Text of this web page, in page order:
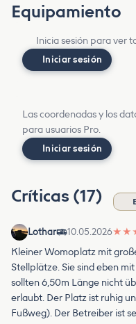
Equipamiento
Inicia sesión para ver
Iniciar sesión
Las coordenadas y los
para usuarios Pro.
Iniciar sesión
Críticas (17)
Lothar 10.05.2026★ ★
Kleiner Womoplatz mit
Stellplätze. Sie sind eben
sollten 6,50m Länge nicht
erlaubt. Der Platz ist ruhig
Fußweg). Der Betreiber ist